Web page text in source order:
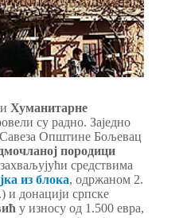
Хуманитарне
су радно. Заједно
Општине Бољевац
породици
средствима
из блока, одржаном 2.
и донацији српске
у износу од 1.500 евра,